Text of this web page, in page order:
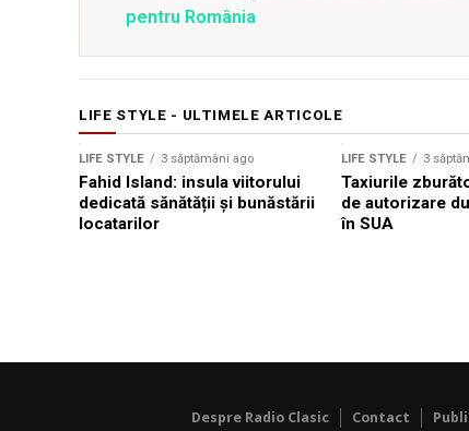
pentru România
LIFE STYLE - ULTIMELE ARTICOLE
LIFE STYLE 3 săptămâni ago
Fahid Island: insula viitorului
dedicată sănătății și bunăstării
locatarilor
LIFE STYLE 3
Taxiurile
de autorizare
în SUA
Despre Radio Clasic Contact